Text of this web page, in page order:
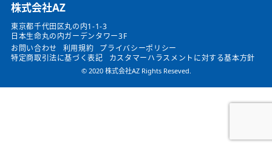
​株式会社AZ
東京都千代田区丸の内1-1-3
日本生命丸の内ガーデンタワー3F
お問い合わせ
利用規約
プライバシーポリシー
特定商取引法に基づく表記
カスタマーハラスメントに対する基本方針
© 2020 株式会社AZ Rights Reseved.